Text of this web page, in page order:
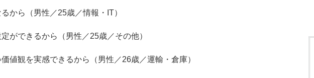
から（男性／25歳／情報・IT）
ができるから（男性／25歳／その他）
値観を実感できるから（男性／26歳／運輸・倉庫）